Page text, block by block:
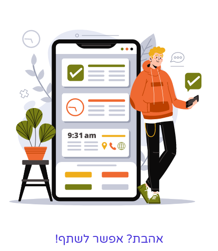
בעל/ת עסק? סוכנות ניהול מוניטין
לקידום, שיווק ופרסום באינטרנט
כאן עבורך!
לפרטים
אהבת? אפשר לשתף!